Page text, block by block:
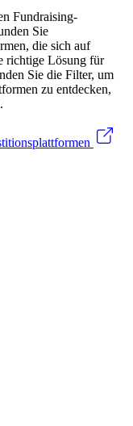
Fundraising-
Sie
die sich auf
richtige Lösung für
Sie die Filter, um
zu entdecken,